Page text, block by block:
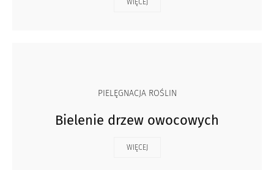
WIĘCEJ
PIELĘGNACJA ROŚLIN
Bielenie drzew owocowych
WIĘCEJ